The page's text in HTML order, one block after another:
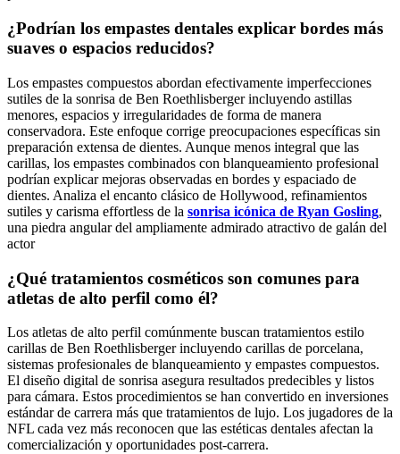
¿Podrían los empastes dentales explicar bordes más
suaves o espacios reducidos?
Los empastes compuestos abordan efectivamente imperfecciones
sutiles de la sonrisa de Ben Roethlisberger incluyendo astillas
menores, espacios y irregularidades de forma de manera
conservadora. Este enfoque corrige preocupaciones específicas sin
preparación extensa de dientes. Aunque menos integral que las
carillas, los empastes combinados con blanqueamiento profesional
podrían explicar mejoras observadas en bordes y espaciado de
dientes. Analiza el encanto clásico de Hollywood, refinamientos
sutiles y carisma effortless de la sonrisa icónica de Ryan Gosling,
una piedra angular del ampliamente admirado atractivo de galán del
actor
¿Qué tratamientos cosméticos son comunes para
atletas de alto perfil como él?
Los atletas de alto perfil comúnmente buscan tratamientos estilo
carillas de Ben Roethlisberger incluyendo carillas de porcelana,
sistemas profesionales de blanqueamiento y empastes compuestos.
El diseño digital de sonrisa asegura resultados predecibles y listos
para cámara. Estos procedimientos se han convertido en inversiones
estándar de carrera más que tratamientos de lujo. Los jugadores de la
NFL cada vez más reconocen que las estéticas dentales afectan la
comercialización y oportunidades post-carrera.